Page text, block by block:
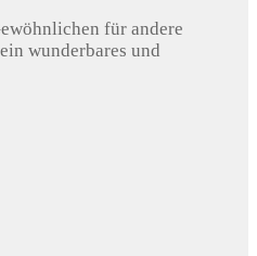
für andere
wunderbares und